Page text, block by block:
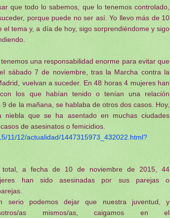
que todo lo sabemos, que lo tenemos controlado,
porque puede no ser así. Yo llevo más de 10
el tema y, a día de hoy, sigo sorprendiéndome y sigo
una responsabilidad enorme para evitar que
sábado 7 de noviembre, tras la Marcha contra la
vuelvan a suceder. En 48 horas 4 mujeres han
con los que habían tenido o tenían una relación
de la mañana, se hablaba de otros dos casos. Hoy,
que se ha asentado en muchas ciudades
de asesinatos o femicidios.
11/12/actualidad/1447315973_432022.html?
total, a fecha de 10 de noviembre de 2015, 44
han sido asesinadas por sus parejas o
serio podemos dejar que nuestra juventud, y
as mismos/as, caigamos en el